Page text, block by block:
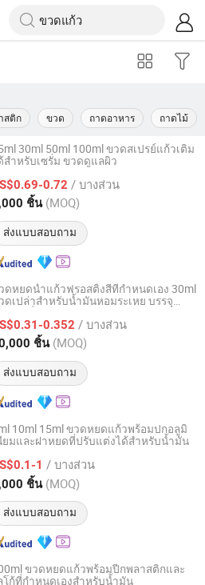
สติก ขวด ถาดอาหาร ถาดไม้
30ml 50ml 100ml ขวดสเปรย์แก้วเติม
สำหรับเซรั่ม ขวดดูแลผิว
0.72 / บางส่วน
ชิ้น (MOQ)
ส่งแบบสอบถาม
อัตราจาก 2020
ดหยดน้ำแก้วฟรอสติ้งสีที่กำหนดเอง 30ml
ดเปล่าสำหรับน้ำมันหอมระเหย บรรจุ
0.352 / บางส่วน
ชิ้น (MOQ)
ส่งแบบสอบถาม
อัตราจาก 2020
10ml 15ml ขวดหยดแก้วพร้อมปกอลูมิ
ยมและฝาหยดที่ปรับแต่งได้สำหรับน้ำมัน
1 / บางส่วน
ชิ้น (MOQ)
ส่งแบบสอบถาม
Ltd.
อัตราจาก 2022
ขวดหยดแก้วพร้อมปีกพลาสติกและ
โก้ที่กำหนดเองสำหรับน้ำมัน